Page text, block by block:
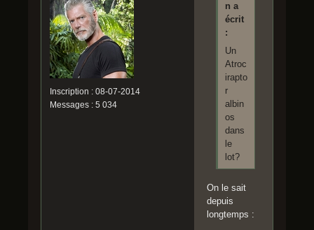
Inscription : 08-07-2014
Messages : 5 034
n a
écrit
:
Un
Atroc
irapto
r
albin
os
dans
le
lot?
On le sait
depuis
longtemps :